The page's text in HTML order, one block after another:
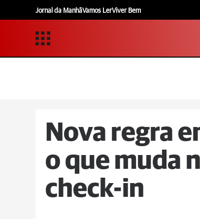
Jornal da ManhãVamos LerViver Bem
Nova regra
o que muda
check-in